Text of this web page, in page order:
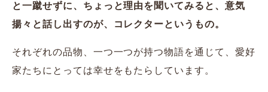
と一蹴せずに、ちょっと理由を聞いてみると、意気
揚々と話し出すのが、コレクターというもの。
それぞれの品物、一つ一つが持つ物語を通じて、愛好
家たちにとっては幸せをもたらしています。